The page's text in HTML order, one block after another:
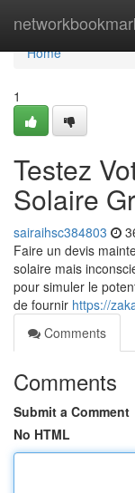
Home
Home
1
Testez
Solaire
sairaihsc384803
Faire un devis
solaire mais
pour simuler le
de fournir https://
Comments
Comments
Submit a Comment
No HTML